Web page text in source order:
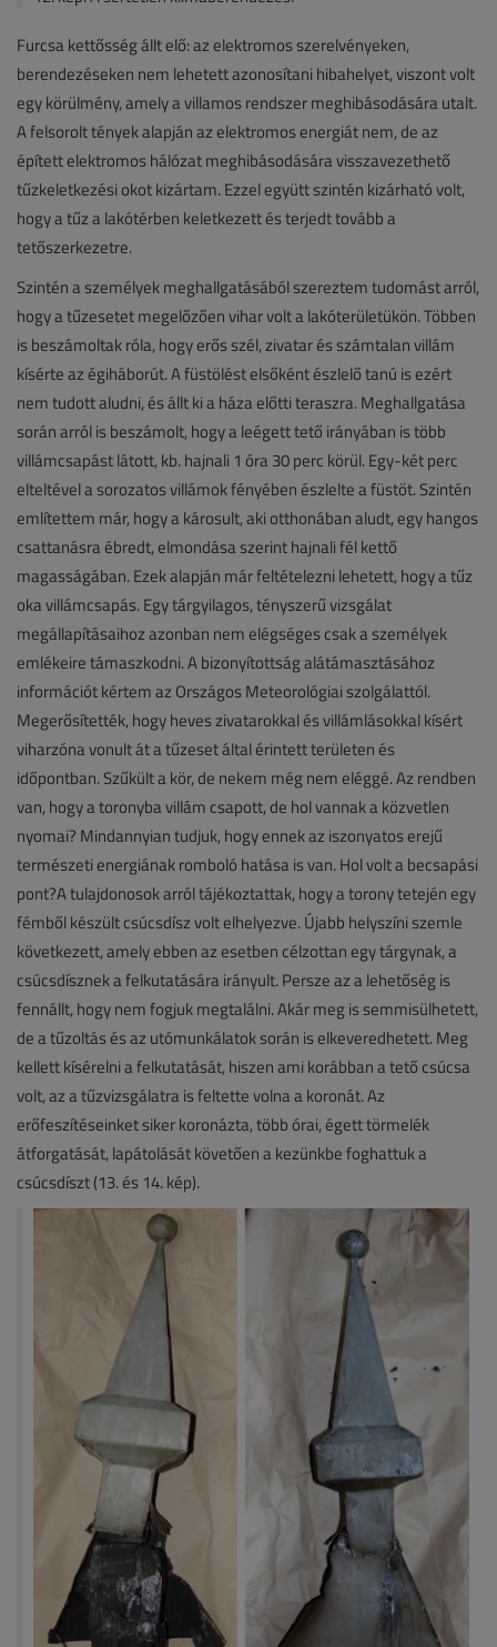
Furcsa kettősség állt elő: az elektromos szerelvényeken,
berendezéseken nem lehetett azonosítani hibahelyet, viszont volt
egy körülmény, amely a villamos rendszer meghibásodására utalt.
A felsorolt tények alapján az elektromos energiát nem, de az
épített elektromos hálózat meghibásodására visszavezethető
tűzkeletkezési okot kizártam. Ezzel együtt szintén kizárható volt,
hogy a tűz a lakótérben keletkezett és terjedt tovább a
tetőszerkezetre.
Szintén a személyek meghallgatásából szereztem tudomást arról,
hogy a tűzesetet megelőzően vihar volt a lakóterületükön. Többen
is beszámoltak róla, hogy erős szél, zivatar és számtalan villám
kísérte az égiháborút. A füstölést elsőként észlelő tanú is ezért
nem tudott aludni, és állt ki a háza előtti teraszra. Meghallgatása
során arról is beszámolt, hogy a leégett tető irányában is több
villámcsapást látott, kb. hajnali 1 óra 30 perc körül. Egy-két perc
elteltével a sorozatos villámok fényében észlelte a füstöt. Szintén
említettem már, hogy a károsult, aki otthonában aludt, egy hangos
csattanásra ébredt, elmondása szerint hajnali fél kettő
magasságában. Ezek alapján már feltételezni lehetett, hogy a tűz
oka villámcsapás. Egy tárgyilagos, tényszerű vizsgálat
megállapításaihoz azonban nem elégséges csak a személyek
emlékeire támaszkodni. A bizonyítottság alátámasztásához
információt kértem az Országos Meteorológiai szolgálattól.
Megerősítették, hogy heves zivatarokkal és villámlásokkal kísért
viharzóna vonult át a tűzeset által érintett területen és
időpontban. Szűkült a kör, de nekem még nem eléggé. Az rendben
van, hogy a toronyba villám csapott, de hol vannak a közvetlen
nyomai? Mindannyian tudjuk, hogy ennek az iszonyatos erejű
természeti energiának romboló hatása is van. Hol volt a becsapási
pont?A tulajdonosok arról tájékoztattak, hogy a torony tetején egy
fémből készült csúcsdísz volt elhelyezve. Újabb helyszíni szemle
következett, amely ebben az esetben célzottan egy tárgynak, a
csúcsdísznek a felkutatására irányult. Persze az a lehetőség is
fennállt, hogy nem fogjuk megtalálni. Akár meg is semmisülhetett,
de a tűzoltás és az utómunkálatok során is elkeveredhetett. Meg
kellett kísérelni a felkutatását, hiszen ami korábban a tető csúcsa
volt, az a tűzvizsgálatra is feltette volna a koronát. Az
erőfeszítéseinket siker koronázta, több órai, égett törmelék
átforgatását, lapátolását követően a kezünkbe foghattuk a
csúcsdíszt (13. és 14. kép).